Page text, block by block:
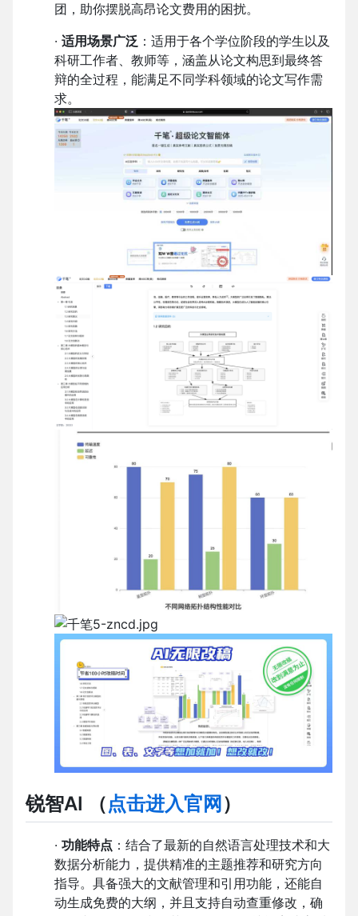
团，助你摆脱高昂论文费用的困扰。
· 适用场景广泛 ：适用于各个学位阶段的学生以及
科研工作者、教师等，涵盖从论文构思到最终答
辩的全过程，能满足不同学科领域的论文写作需
求。
锐智AI （点击进入官网 ）
· 功能特点 ：结合了最新的自然语言处理技术和大
数据分析能力，提供精准的主题推荐和研究方向
指导。具备强大的文献管理和引用功能，还能自
动生成免费的大纲，并且支持自动查重修改，确